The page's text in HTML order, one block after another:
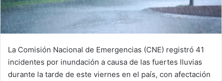
La Comisión Nacional de Emergencias (CNE) registró 41
incidentes por inundación a causa de las fuertes lluvias
durante la tarde de este viernes en el país, con afectación